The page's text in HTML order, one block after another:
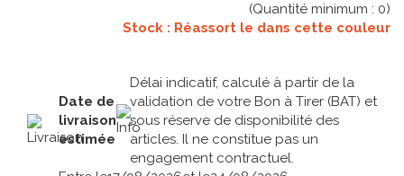
(Quantité minimum : 0)
Stock : Réassort le dans cette couleur
Date de
livraison
estimée
Délai indicatif, calculé à partir de la
validation de votre Bon à Tirer (BAT) et
sous réserve de disponibilité des
articles. Il ne constitue pas un
engagement contractuel.